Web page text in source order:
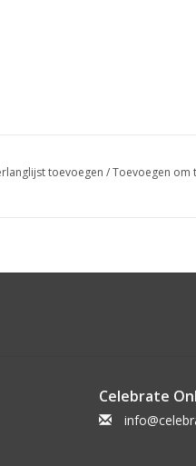
toevoegen /Toevoegen om
Celebrate